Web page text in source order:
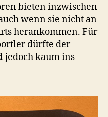
bieten inzwischen
wenn sie nicht an
herankommen. Für
dürfte der
jedoch kaum ins